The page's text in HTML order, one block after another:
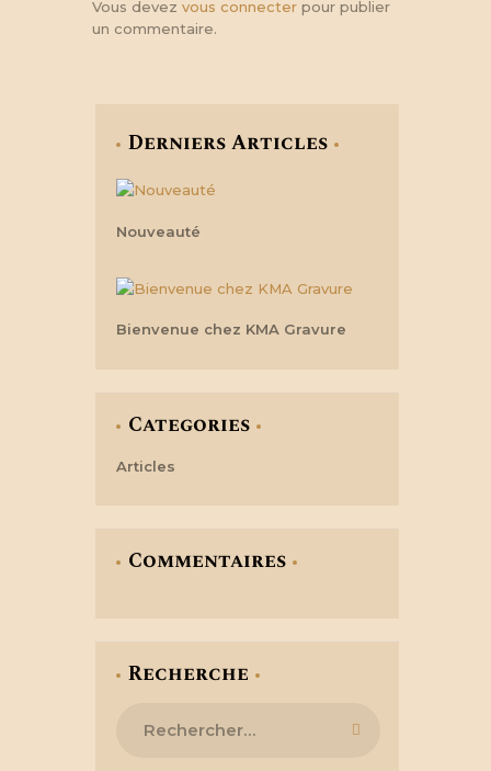
Vous devez vous connecter pour publier
un commentaire.
Derniers Articles
Nouveauté
Bienvenue chez KMA Gravure
Categories
Articles
Commentaires
Recherche